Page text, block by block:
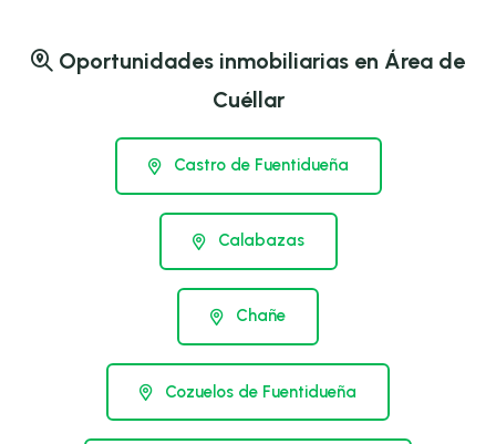
Oportunidades inmobiliarias en Área de
Cuéllar
Castro de Fuentidueña
Calabazas
Chañe
Cozuelos de Fuentidueña